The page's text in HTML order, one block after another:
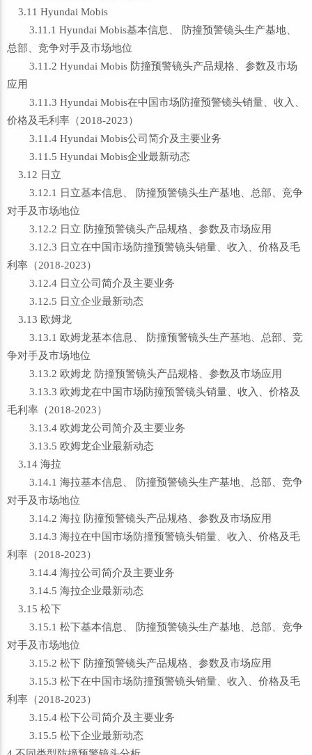
3.11 Hyundai Mobis
3.11.1 Hyundai Mobis基本信息、 防撞预警镜头生产基地、
总部、竞争对手及市场地位
3.11.2 Hyundai Mobis 防撞预警镜头产品规格、参数及市场
应用
3.11.3 Hyundai Mobis在中国市场防撞预警镜头销量、收入、
价格及毛利率（2018-2023）
3.11.4 Hyundai Mobis公司简介及主要业务
3.11.5 Hyundai Mobis企业最新动态
3.12 日立
3.12.1 日立基本信息、 防撞预警镜头生产基地、总部、竞争
对手及市场地位
3.12.2 日立 防撞预警镜头产品规格、参数及市场应用
3.12.3 日立在中国市场防撞预警镜头销量、收入、价格及毛
利率（2018-2023）
3.12.4 日立公司简介及主要业务
3.12.5 日立企业最新动态
3.13 欧姆龙
3.13.1 欧姆龙基本信息、 防撞预警镜头生产基地、总部、竞
争对手及市场地位
3.13.2 欧姆龙 防撞预警镜头产品规格、参数及市场应用
3.13.3 欧姆龙在中国市场防撞预警镜头销量、收入、价格及
毛利率（2018-2023）
3.13.4 欧姆龙公司简介及主要业务
3.13.5 欧姆龙企业最新动态
3.14 海拉
3.14.1 海拉基本信息、 防撞预警镜头生产基地、总部、竞争
对手及市场地位
3.14.2 海拉 防撞预警镜头产品规格、参数及市场应用
3.14.3 海拉在中国市场防撞预警镜头销量、收入、价格及毛
利率（2018-2023）
3.14.4 海拉公司简介及主要业务
3.14.5 海拉企业最新动态
3.15 松下
3.15.1 松下基本信息、 防撞预警镜头生产基地、总部、竞争
对手及市场地位
3.15.2 松下 防撞预警镜头产品规格、参数及市场应用
3.15.3 松下在中国市场防撞预警镜头销量、收入、价格及毛
利率（2018-2023）
3.15.4 松下公司简介及主要业务
3.15.5 松下企业最新动态